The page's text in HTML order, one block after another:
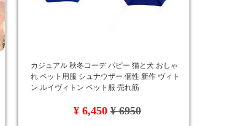
カジュアル 秋冬コーデ パピー 猫と犬 おしゃ
れ ペット用服 シュナウザー 個性 新作 ヴィト
ン ルイヴィトン ペット服 売れ筋
¥ 6,450¥ 6950